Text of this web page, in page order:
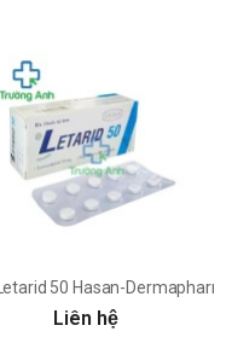
Letarid 50 Hasan-Dermapharm
Liên hệ